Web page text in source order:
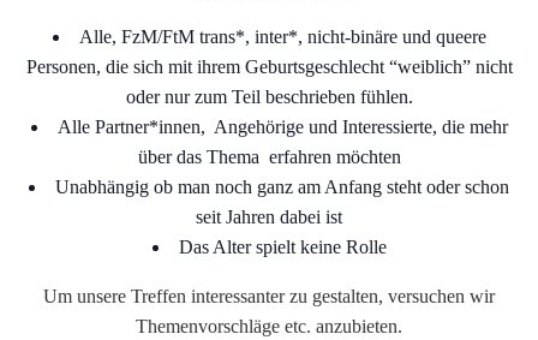
Alle, FzM/FtM trans*, inter*, nicht-binäre und queere
Personen, die sich mit ihrem Geburtsgeschlecht “weiblich” nicht
oder nur zum Teil beschrieben fühlen.
Alle Partner*innen, Angehörige und Interessierte, die mehr
über das Thema erfahren möchten
Unabhängig ob man noch ganz am Anfang steht oder schon
seit Jahren dabei ist
Das Alter spielt keine Rolle
Um unsere Treffen interessanter zu gestalten, versuchen wir
Themenvorschläge etc. anzubieten.